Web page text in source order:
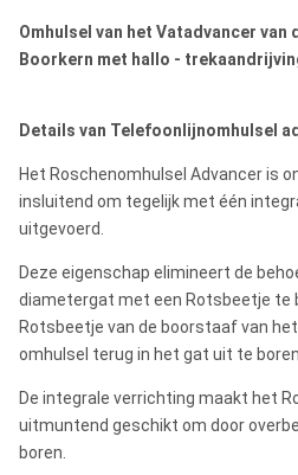
Omhulsel van het Vatadvancer
Boorkern met hallo -
Details van Telefoonlijnomhulsel
Het Roschenomhulsel Advancer is
insluitend om tegelijk met één
uitgevoerd.
Deze eigenschap elimineert de
diametergat met een Rotsbeetje te
Rotsbeetje van de boorstaaf van
omhulsel terug in het gat uit te boren.
De integrale verrichting maakt het
uitmuntend geschikt om door
boren.